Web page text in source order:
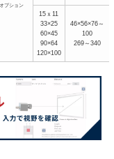
プション
15ｘ11
33×25
60×45
90×64
120×100
46×56×76～
100
269～340